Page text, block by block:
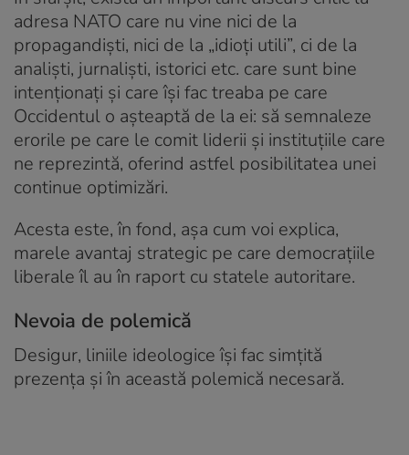
adresa NATO care nu vine nici de la
propagandiști, nici de la „idioți utili”, ci de la
analiști, jurnaliști, istorici etc. care sunt bine
intenționați și care își fac treaba pe care
Occidentul o așteaptă de la ei: să semnaleze
erorile pe care le comit liderii și instituțiile care
ne reprezintă, oferind astfel posibilitatea unei
continue optimizări.
Acesta este, în fond, așa cum voi explica,
marele avantaj strategic pe care democrațiile
liberale îl au în raport cu statele autoritare.
Nevoia de polemică
Desigur, liniile ideologice își fac simțită
prezența și în această polemică necesară.